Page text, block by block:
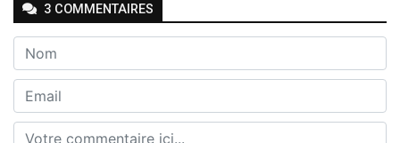
3 COMMENTAIRES